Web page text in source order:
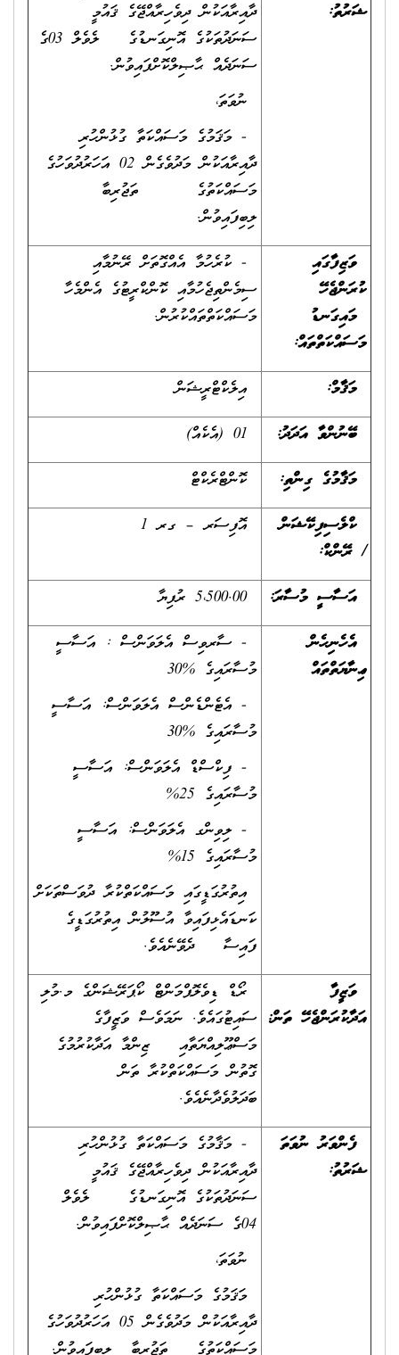
ޝަރުތު:
ދާއިރާއަކުން ދިވެހިރާއްޖޭގެ ޤައުމީ
ސަނަދުތަކުގެ އޮނިގަނޑުގެ ލެވެލް 03ގެ
ސަނަދެއް ޙާޞިލްކޮށްފައިވުން.
ނުވަތަ،
- މަޤަމުގެ މަސައްކަތާ ގުޅުންހުރި
ދާއިރާއަކުން މަދުވެގެން 02 އަހަރުދުވަހުގެ
މަސައްކަތުގެ ތަޖުރިބާ
ލިބިފައިވުން.
ވަޒިފާގައި
ކުރަންޖެހޭ
މައިގަނޑު
މަސައްކަތްތައް:
- ކުރެހުމާ އެއްގޮތަށް ރޭނުމާއި
ސިމެންތިޖެހުމާއި ކޮންކްރީޓުގެ އެންމެހާ
މަސައްކަތްތައްކުރުން.
މަޤާމް:
އިލެކްޓްރީޝަން
ބޭނުންވާ އަދަދު:
މަޤާމުގެ ގިންތި:
ކޮންޓްރެކްޓް
ކްލެސިފިކޭޝަން
/ރޭންކް:
އޮފިސަރ – ގރ 1
އަސާސީ މުސާރަ:
5،500.00 ރުފިޔާ
އެހެނިހެން
ޢިނާޔަތްތައް
- ސާރވިސް އެލަވަންސް : އަސާސީ
މުސާރައިގެ %30
- އެޓެންޑެންސް އެލަވަންސް: އަސާސީ
މުސާރައިގެ %30
- ފިކްސްޑް އެލަވަންސް: އަސާސީ
މުސާރައިގެ 25%
- ލިވިންގ އެލަވަންސް: އަސާސީ
މުސާރައިގެ 15%
އިތުރުގަޑީގައި މަސައްކަތްކުރާ ދުވަސްތަކަށް
ކަނޑައެޅިފައިވާ އުސޫލުން އިތުރުގަޑީގެ
ފައިސާ ދެވޭނެއެވެ.
ވަޒީފާ
އަދާކުރަންޖެހޭ ތަން:
ރޯޑް ޑިވެލޮޕްމަންޓް ކޯޕަރޭޝަންގެ މ.މުލި
ސައިޓުގައެވެ. ނަމަވެސް ވަޒީފާގެ
މަސްޢޫލިއްޔަތާއި ޒިންމާ އަދާކުރުމުގެ
ގޮތުން މަސައްކަތްކުރާ ތަން
ބަދަލުވެދާނެއެވެ.
ފެންވަރު ނުވަތަ
ޝަރުތު:
- މަޤާމުގެ މަސައްކަތާ ގުޅުންހުރި
ދާއިރާއަކުން ދިވެހިރާއްޖޭގެ ޤައުމީ
ސަނަދުތަކުގެ އޮނިގަނޑުގެ ލެވެލް
04ގެ ސަނަދެއް ޙާޞިލްކޮށްފައިވުން.
ނުވަތަ،
މަޤަމުގެ މަސައްކަތާ ގުޅުންހުރި
ދާއިރާއަކުން މަދުވެގެން 05 އަހަރުދުވަހުގެ
މަސައްކަތުގެ ތަޖުރިބާ ލިބިފައިވުން.